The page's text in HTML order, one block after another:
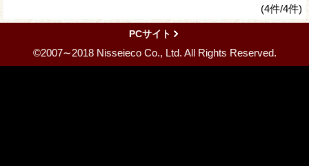
(4件/4件)
PCサイト
©2007∼2018 Nisseieco Co., Ltd. All Rights Reserved.